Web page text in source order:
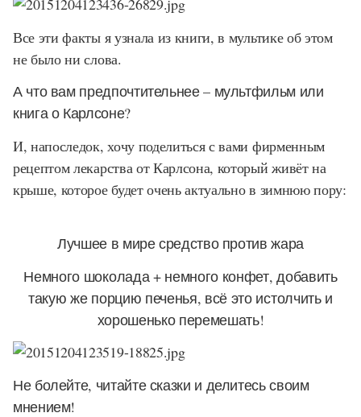
Все эти факты я узнала из книги, в мультике об этом
не было ни слова.
А что вам предпочтительнее – мультфильм или
книга о Карлсоне?
И, напоследок, хочу поделиться с вами фирменным
рецептом лекарства от Карлсона, который живёт на
крыше, которое будет очень актуально в зимнюю пору:
Лучшее в мире средство против жара
Немного шоколада + немного конфет, добавить
такую же порцию печенья, всё это истолчить и
хорошенько перемешать!
Не болейте, читайте сказки и делитесь своим
мнением!